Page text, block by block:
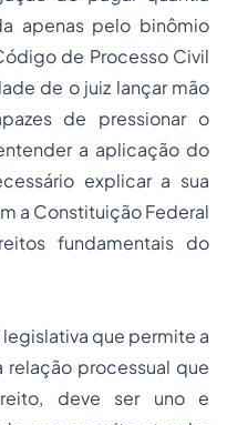
apenas pelo binômio
de Processo Civil
de o juiz lançar mão
de pressionar o
a aplicação do
explicar a sua
a Constituição Federal
fundamentais do
que permite a
processual que
deve ser uno e